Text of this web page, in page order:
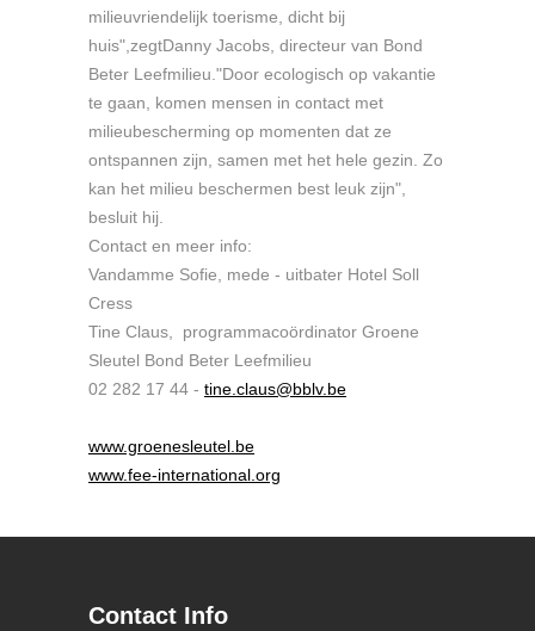
milieuvriendelijk toerisme, dicht bij
huis",zegtDanny Jacobs, directeur van Bond
Beter Leefmilieu."Door ecologisch op vakantie
te gaan, komen mensen in contact met
milieubescherming op momenten dat ze
ontspannen zijn, samen met het hele gezin. Zo
kan het milieu beschermen best leuk zijn",
besluit hij.
Contact en meer info:
Vandamme Sofie, mede - uitbater Hotel Soll
Cress
Tine Claus, programmacoördinator Groene
Sleutel Bond Beter Leefmilieu
02 282 17 44 - tine.claus@bblv.be
www.groenesleutel.be
www.fee-international.org
Contact Info